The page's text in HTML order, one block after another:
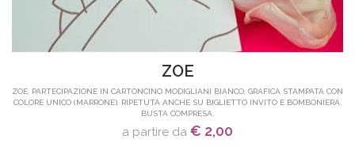
ZOE
ZOE, PARTECIPAZIONE IN CARTONCINO MODIGLIANI BIANCO, GRAFICA STAMPATA CON
COLORE UNICO (MARRONE), RIPETUTA ANCHE SU BIGLIETTO INVITO E BOMBONIERA.
BUSTA COMPRESA.
a partire da € 2,00